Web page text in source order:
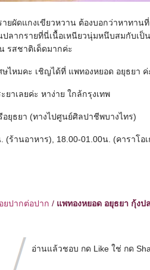
ยผัดแกงเขียวหวาน ต้องบอกว่าหาทานที่
ลากรายที่นี่เนื้อเหนียวนุ่มหนึบสมกับเป็น
รสชาติเด็ดมากค่ะ
ไหมคะ เชิญได้ที่ แพทองหยอด อยุธยา ค่
าเลยค่ะ หาง่าย ใกล้กรุงเทพ
ยุธยา (ทางไปศูนย์ศิลปาชีพบางไทร)
(ร้านอาหาร), 18.00-01.00น. (คาราโอ
ยปากต่อปาก / แพทองหยอด อยุธยา กุ้งป
อ่านแล้วชอบ กด Like ใช่ กด